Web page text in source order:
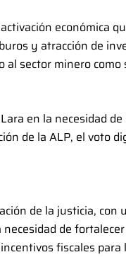
económica
y atracción de
al sector minero
en la necesidad
de la ALP, el voto
de la justicia,
necesidad de
fiscales para